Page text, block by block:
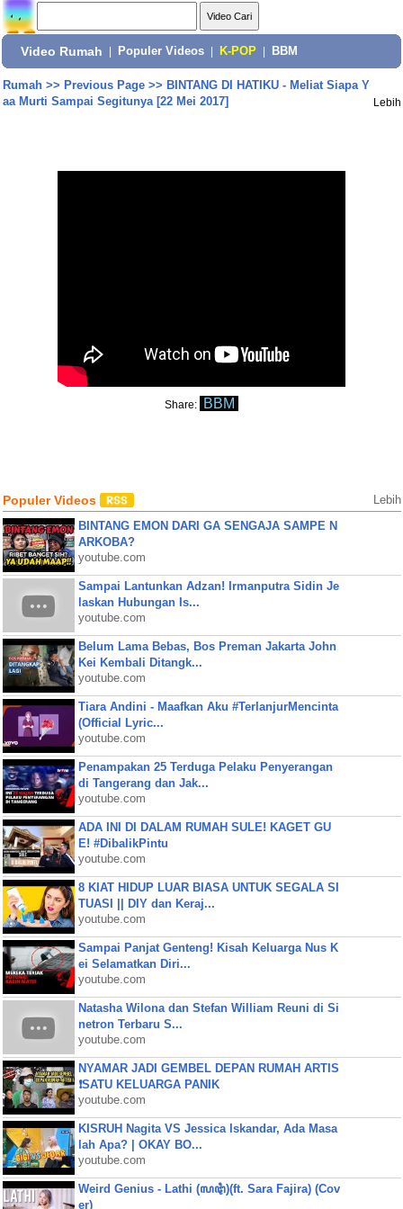
Video Rumah Populer Videos K-POP BBM
Rumah>> Previous Page>> BINTANG DI HATIKU - Meliat Siapa Y
aa Murti Sampai Segitunya [22 Mei 2017]
Lebih
Share: BBM
Populer Videos Lebih
BINTANG EMON DARI GA SENGAJA SAMPE N
ARKOBA?
youtube.com
Sampai Lantunkan Adzan! Irmanputra Sidin Je
laskan Hubungan Is...
youtube.com
Belum Lama Bebas, Bos Preman Jakarta John
Kei Kembali Ditangk...
youtube.com
Tiara Andini - Maafkan Aku #TerlanjurMencinta
(Official Lyric...
youtube.com
Penampakan 25 Terduga Pelaku Penyerangan
di Tangerang dan Jak...
youtube.com
ADA INI DI DALAM RUMAH SULE! KAGET GU
E! #DibalikPintu
youtube.com
8 KIAT HIDUP LUAR BIASA UNTUK SEGALA SI
TUASI || DIY dan Keraj...
youtube.com
Sampai Panjat Genteng! Kisah Keluarga Nus K
ei Selamatkan Diri...
youtube.com
Natasha Wilona dan Stefan William Reuni di Si
netron Terbaru S...
youtube.com
NYAMAR JADI GEMBEL DEPAN RUMAH ARTIS
❗SATU KELUARGA PANIK
youtube.com
KISRUH Nagita VS Jessica Iskandar, Ada Masa
lah Apa? | OKAY BO...
youtube.com
Weird Genius - Lathi (ꦭꦛꦶ)(ft. Sara Fajira) (Cov
er)